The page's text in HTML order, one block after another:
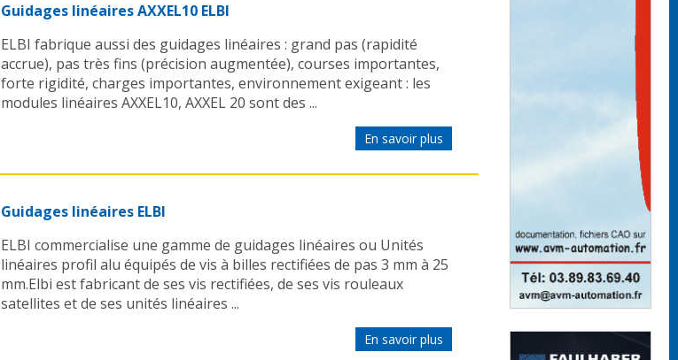
Guidages linéaires AXXEL10 ELBI
ELBI fabrique aussi des guidages linéaires : grand pas (rapidité
accrue), pas très fins (précision augmentée), courses importantes,
forte rigidité, charges importantes, environnement exigeant : les
modules linéaires AXXEL10, AXXEL 20 sont des ...
En savoir plus
Guidages linéaires ELBI
ELBI commercialise une gamme de guidages linéaires ou Unités
linéaires profil alu équipés de vis à billes rectifiées de pas 3 mm à 25
mm.Elbi est fabricant de ses vis rectifiées, de ses vis rouleaux
satellites et de ses unités linéaires ...
En savoir plus